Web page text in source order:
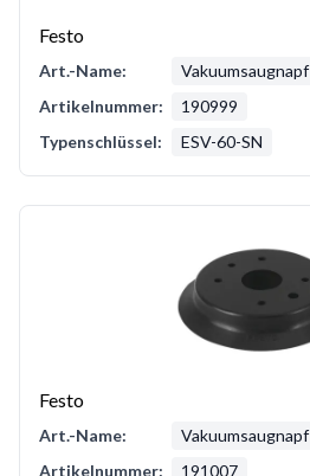
Festo
Art.-Name:
Vakuumsaugnapf
Artikelnummer:
190999
Typenschlüssel:
ESV-60-SN
Festo
Art.-Name:
Vakuumsaugnapf
Artikelnummer:
191007